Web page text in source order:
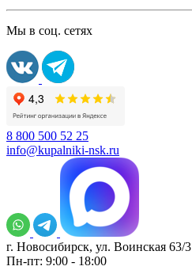
Мы в соц. сетях
8 800 500 52 25
info@kupalniki-nsk.ru
г. Новосибирск, ул. Воинская 63/3
Пн-пт: 9:00 - 18:00